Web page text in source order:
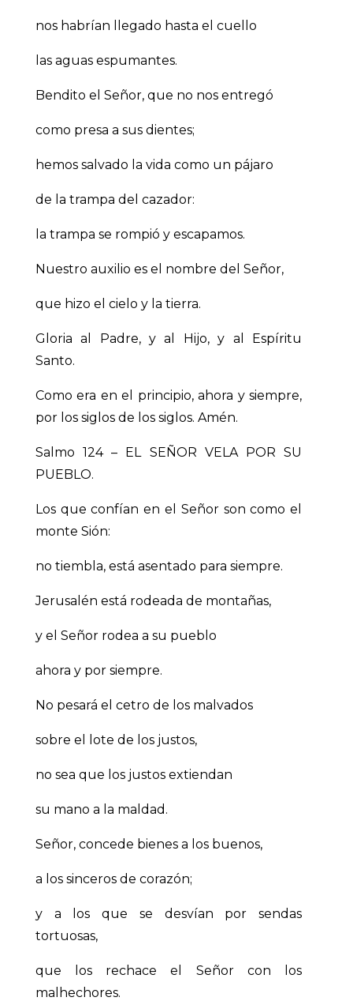
nos habrían llegado hasta el cuello
las aguas espumantes.
Bendito el Señor, que no nos entregó
como presa a sus dientes;
hemos salvado la vida como un pájaro
de la trampa del cazador:
la trampa se rompió y escapamos.
Nuestro auxilio es el nombre del Señor,
que hizo el cielo y la tierra.
Gloria al Padre, y al Hijo, y al Espíritu
Santo.
Como era en el principio, ahora y siempre,
por los siglos de los siglos. Amén.
Salmo 124 – EL SEÑOR VELA POR SU
PUEBLO.
Los que confían en el Señor son como el
monte Sión:
no tiembla, está asentado para siempre.
Jerusalén está rodeada de montañas,
y el Señor rodea a su pueblo
ahora y por siempre.
No pesará el cetro de los malvados
sobre el lote de los justos,
no sea que los justos extiendan
su mano a la maldad.
Señor, concede bienes a los buenos,
a los sinceros de corazón;
y a los que se desvían por sendas
tortuosas,
que los rechace el Señor con los
malhechores.